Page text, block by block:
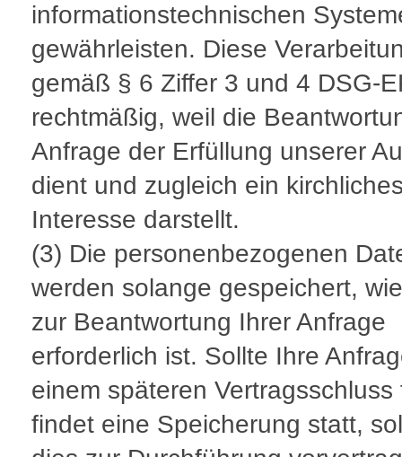
informationstechnischen
gewährleisten. Diese
gemäß § 6 Ziffer 3 und 4 DSG-
rechtmäßig, weil die
Anfrage der Erfüllung unserer
dient und zugleich ein
Interesse darstellt.
(3) Die personenbezogenen
werden solange gespeichert,
zur Beantwortung Ihrer Anfrage
erforderlich ist. Sollte Ihre
einem späteren Vertragsschluss
findet eine Speicherung statt,